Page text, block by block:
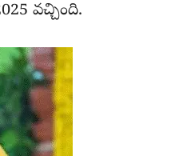
వచ్చింది.